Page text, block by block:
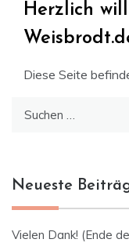
Herzlich
Diese Seite
Neueste
Vielen Dank! (Ende